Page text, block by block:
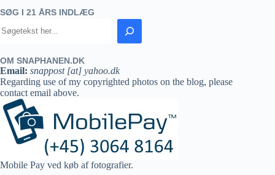
SØG I 21 ÅRS INDLÆG
OM SNAPHANEN.DK
Email: snappost [at] yahoo.dk
Regarding use of my copyrighted photos on the blog, please
contact email above.
Mobile Pay ved køb af fotografier.